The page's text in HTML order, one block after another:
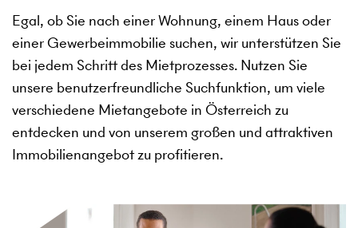
Egal, ob Sie nach einer Wohnung, einem Haus oder
einer Gewerbeimmobilie suchen, wir unterstützen Sie
bei jedem Schritt des Mietprozesses. Nutzen Sie
unsere benutzerfreundliche Suchfunktion, um viele
verschiedene Mietangebote in Österreich zu
entdecken und von unserem großen und attraktiven
Immobilienangebot zu profitieren.